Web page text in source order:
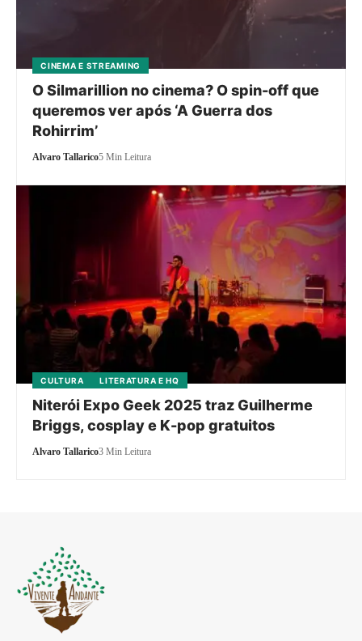
CINEMA E STREAMING
O Silmarillion no cinema? O spin-off que
queremos ver após ‘A Guerra dos
Rohirrim’
Alvaro Tallarico5 Min Leitura
CULTURA LITERATURA E HQ
Niterói Expo Geek 2025 traz Guilherme
Briggs, cosplay e K-pop gratuitos
Alvaro Tallarico3 Min Leitura